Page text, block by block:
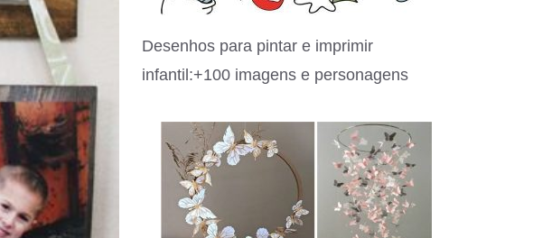
Desenhos para pintar e imprimir
infantil:+100 imagens e personagens